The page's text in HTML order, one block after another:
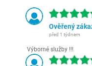
Ověřený
před 1 týdnem
Výborné služby !!!